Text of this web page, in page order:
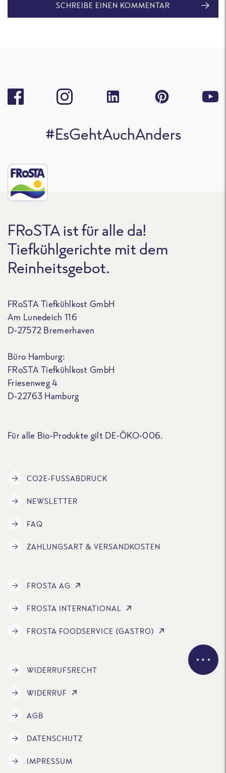
SCHREIBE EINEN KOMMENTAR
#EsGehtAuchAnders
FRoSTA ist für alle da!
Tiefkühlgerichte mit dem
Reinheitsgebot.
FRoSTA Tiefkühlkost GmbH
Am Lunedeich 116
D-27572 Bremerhaven
Büro Hamburg:
FRoSTA Tiefkühlkost GmbH
Friesenweg 4
D-22763 Hamburg
Für alle Bio-Produkte gilt DE-ÖKO-006.
CO2E-FUSSABDRUCK
NEWSLETTER
FAQ
ZAHLUNGSART & VERSANDKOSTEN
FROSTA AG
FROSTA INTERNATIONAL
FROSTA FOODSERVICE (GASTRO)
WIDERRUFSRECHT
WIDERRUF
AGB
DATENSCHUTZ
IMPRESSUM